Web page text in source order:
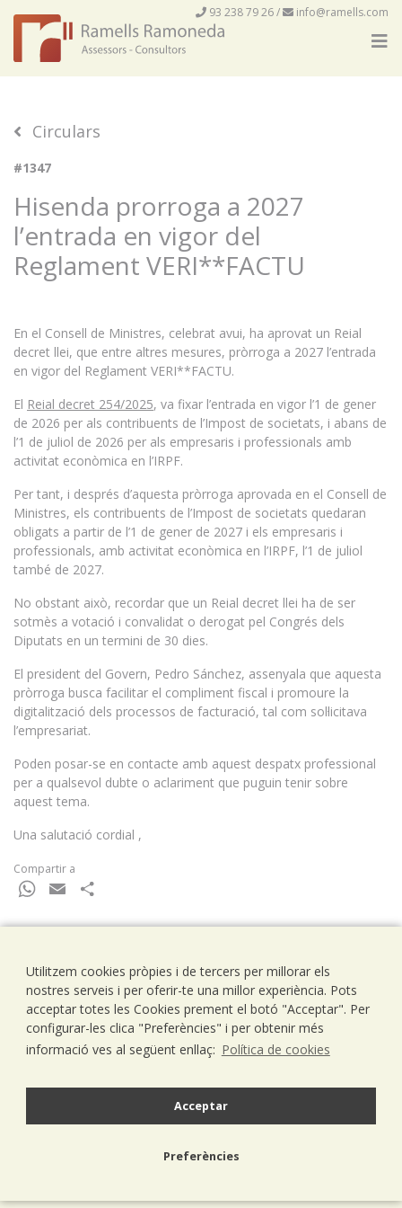
93 238 79 26/ info@ramells.com
Circulars
#1347
Hisenda prorroga a 2027
l’entrada en vigor del
Reglament VERI**FACTU
En el Consell de Ministres, celebrat avui, ha aprovat un Reial
decret llei, que entre altres mesures, pròrroga a 2027 l’entrada
en vigor del Reglament VERI**FACTU.
El Reial decret 254/2025, va fixar l’entrada en vigor l’1 de gener
de 2026 per als contribuents de l’Impost de societats, i abans de
l’1 de juliol de 2026 per als empresaris i professionals amb
activitat econòmica en l’IRPF.
Per tant, i després d’aquesta pròrroga aprovada en el Consell de
Ministres, els contribuents de l’Impost de societats quedaran
obligats a partir de l’1 de gener de 2027 i els empresaris i
professionals, amb activitat econòmica en l’IRPF, l’1 de juliol
també de 2027.
No obstant això, recordar que un Reial decret llei ha de ser
sotmès a votació i convalidat o derogat pel Congrés dels
Diputats en un termini de 30 dies.
El president del Govern, Pedro Sánchez, assenyala que aquesta
pròrroga busca facilitar el compliment fiscal i promoure la
digitalització dels processos de facturació, tal com sol·licitava
l’empresariat.
Poden posar-se en contacte amb aquest despatx professional
per a qualsevol dubte o aclariment que puguin tenir sobre
aquest tema.
Una salutació cordial ,
Compartir a
WhatsApp
Email
Ramells Ramoneda
Assessors - Consultors
C/ Balmes 203, 1º 1ª
08006 Barcelona
T..93 238 79 26
política de privacitat política de cookies
Utilitzem cookies pròpies i de tercers per millorar els
nostres serveis i per oferir-te una millor experiència. Pots
acceptar totes les Cookies prement el botó "Acceptar". Per
configurar-les clica "Preferències" i per obtenir més
informació ves al següent enllaç: Política de cookies
Acceptar
Preferències